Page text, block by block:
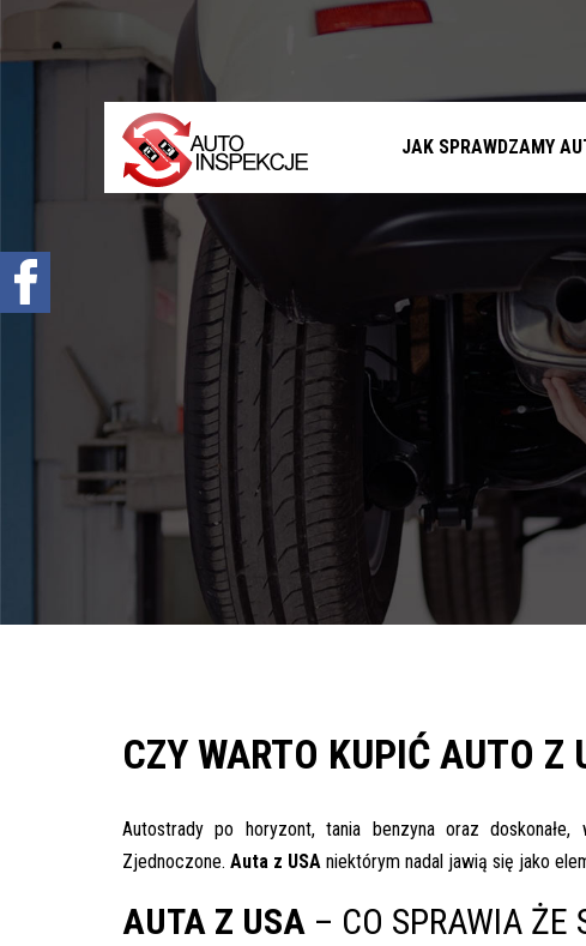
JAK SPRAWDZAMY
Sprawdzenie samochodu przed zakupem –
Sprawdzenie historii serwisowej
Sprawdzenie historii wypadkowej
Sprawdzenie stanu prawnego samochodu
Oferta
Sprawdzenie samochodu w Polsce
Sprowadzenie samochodu z zagranicy na
Znajdziemy Ci auto
Diagnostyka komputerowa – Radom, Warszawa i
Pomoc w znalezieniu auta w Polsce
Wyszukiwanie samochodu w ogłoszeniach
CZY WARTO KUPIĆ AUTO Z
Autostrady po horyzont, tania benzyna oraz
Zjednoczone. Auta z USA niektórym nadal jawią się jako
AUTA Z USA – CO SPRAWIA ŻE